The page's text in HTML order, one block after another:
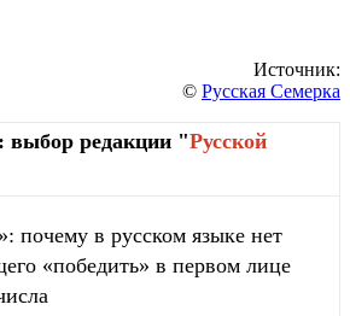
Источник:
© Русская Семерка
выбор редакции "Русской
почему в русском языке нет
«победить» в первом лице